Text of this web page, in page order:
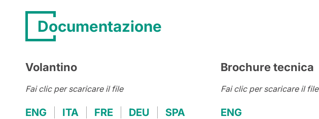
Documentazione
Volantino
Fai clic per scaricare il file
ENG ITA FRE DEU SPA
Brochure tecnica
Fai clic per scaricare il file
ENG